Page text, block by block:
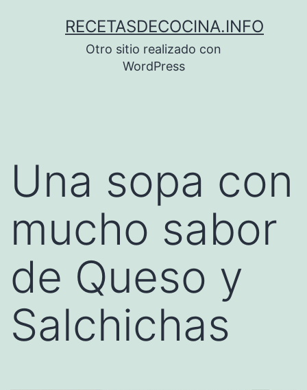
RECETASDECOCINA.INFO
Otro sitio realizado con
WordPress
Una sopa con
mucho sabor
de Queso y
Salchichas